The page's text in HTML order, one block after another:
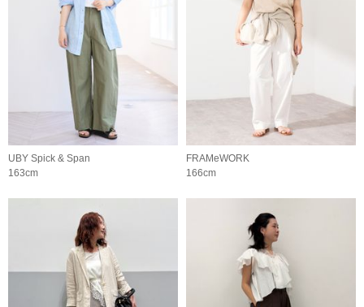
UBY Spick & Span
163cm
FRAMeWORK
166cm